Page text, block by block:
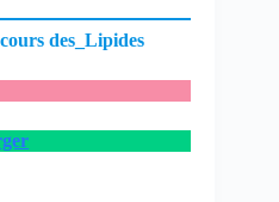
des_Lipides